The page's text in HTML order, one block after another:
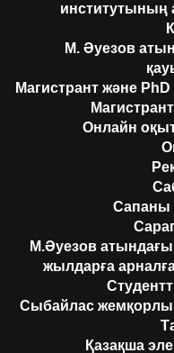
институтының
М. Әуезов
Магистрант және
Онлайн
Сапаны
М.Әуезов
жылдарға
Сыбайлас
Қазақша